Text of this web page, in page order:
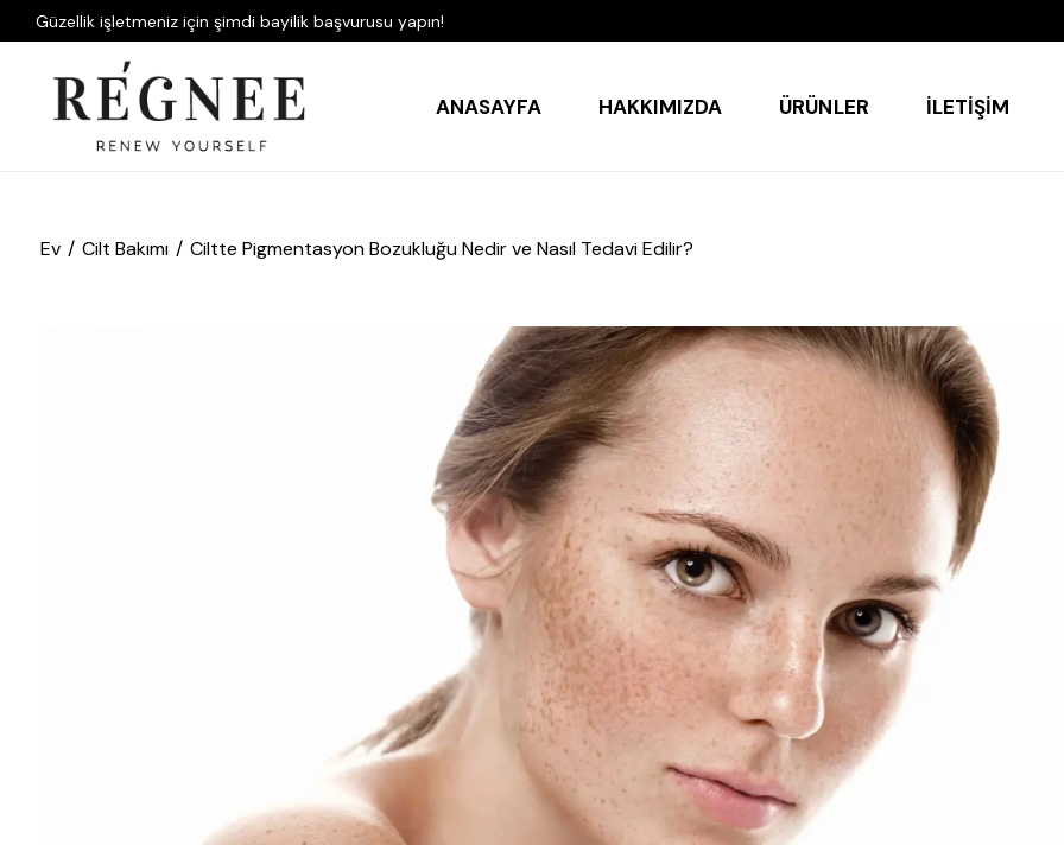
Güzellik işletmeniz için şimdi bayilik başvurusu yapın!
ANASAYFA HAKKIMIZDA ÜRÜNLER İLETIŞIM
Ev Cilt Bakımı Ciltte Pigmentasyon Bozukluğu Nedir ve Nasıl Tedavi Edilir?